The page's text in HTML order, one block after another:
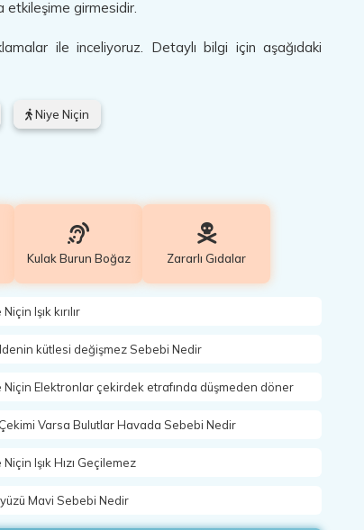
etkileşime girmesidir.
ile inceliyoruz. Detaylı bilgi için aşağıdaki
Niye Niçin
Kulak Burun Boğaz Zararlı Gıdalar
Işık kırılır
kütlesi değişmez Sebebi Nedir
Niçin Elektronlar çekirdek etrafında düşmeden döner
Varsa Bulutlar Havada Sebebi Nedir
Niçin Işık Hızı Geçilemez
Mavi Sebebi Nedir